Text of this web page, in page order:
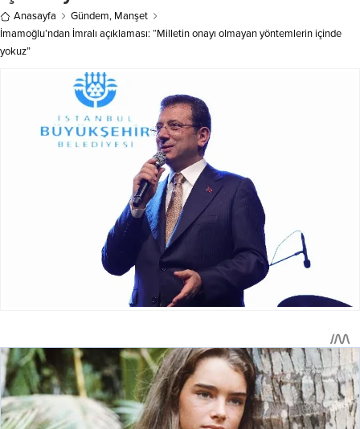
Anasayfa Gündem, Manşet
İmamoğlu’ndan İmralı açıklaması: “Milletin onayı olmayan yöntemlerin içinde
yokuz”